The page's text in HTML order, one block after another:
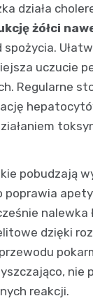
działa
żółci
spożycia.
uczucie
Regularne
pobudzają
poprawia
nalewka
dzięki
nie
reakcji.